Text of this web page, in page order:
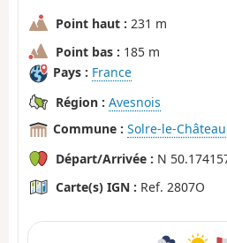
Point haut : 231 m
Point bas : 185 m
Pays : France
Région : Avesnois
Commune : Solre-le-Château
Départ/Arrivée : N
Carte(s) IGN : Ref. 2807O